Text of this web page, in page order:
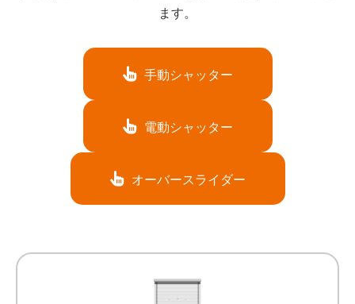
ます。
手動シャッター
電動シャッター
オーバースライダー